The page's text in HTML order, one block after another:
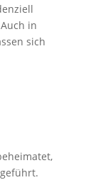
in
sich